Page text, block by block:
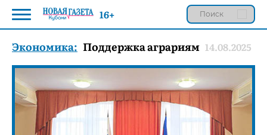
Экономика: Поддержка аграриям 14.08.2025
16+